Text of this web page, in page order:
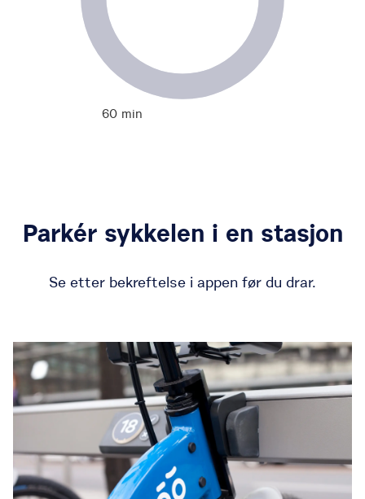
60 min
Parkér sykkelen i en stasjon
Se etter bekreftelse i appen før du drar.